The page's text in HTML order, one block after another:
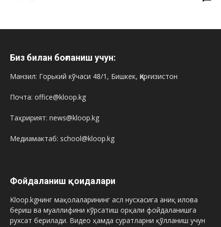
Биз билан боғланиш учун:
Манзил: Горький кўчаси 48/1, Бишкек, Қирғизистон
Почта: office@kloop.kg
Таҳририят: news@kloop.kg
Медиамактаб: school@kloop.kg
Фойдаланиш қоидалари
Kloop.kgнинг мақолаларининг асл нусхасига аниқ илова
бериш ва муаллифини кўрсатиш орқали фойдаланишга
рухсат берилади. Видео ҳамда суратларни қўлланиш учун